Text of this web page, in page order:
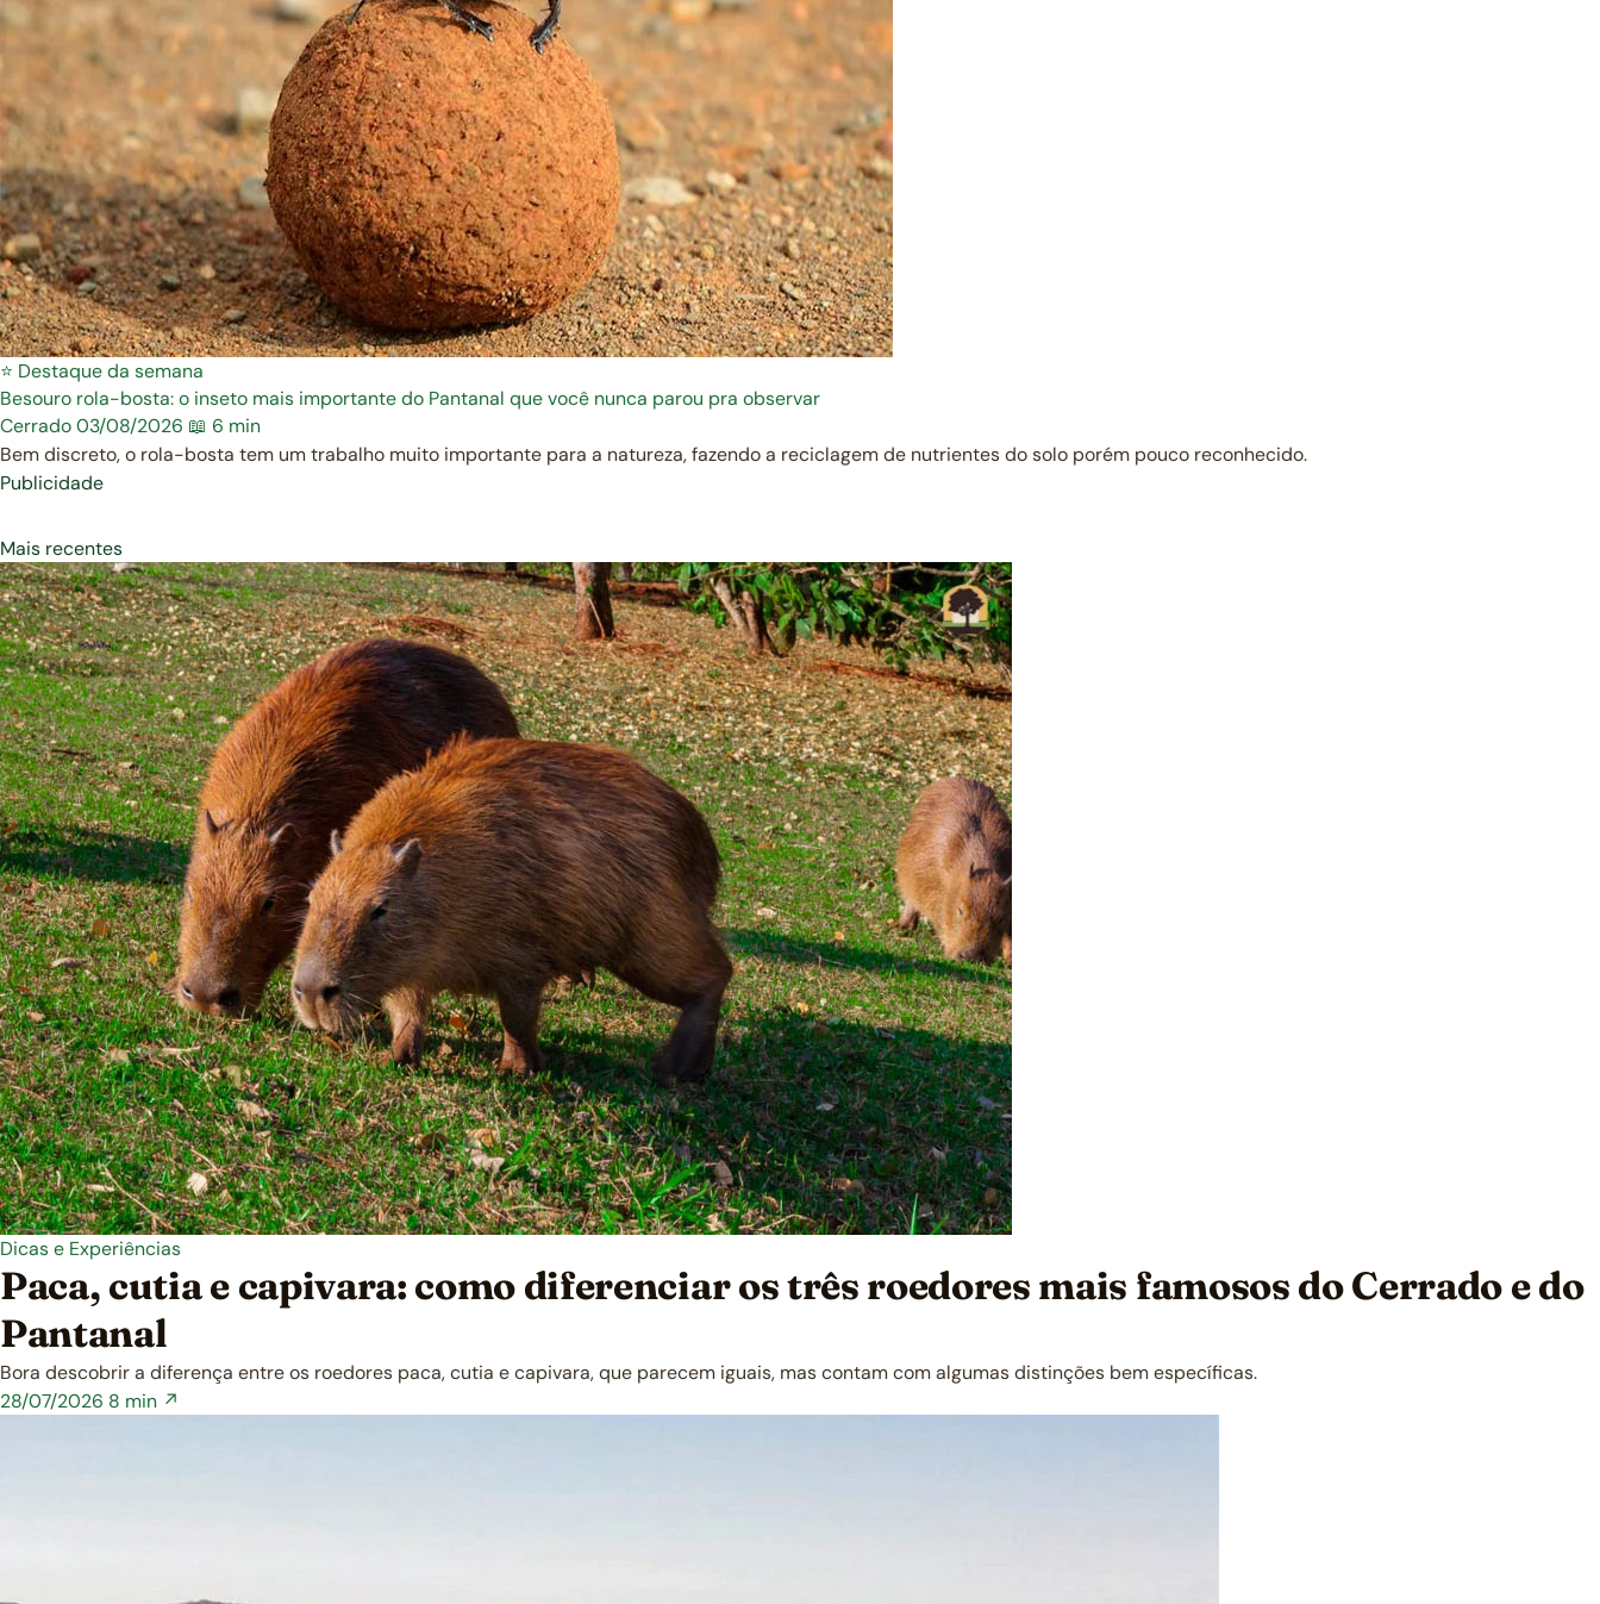
⭐ Destaque da semana
Besouro rola-bosta: o inseto mais importante do Pantanal que você nunca parou pra observar
Cerrado03/08/2026 📖 6 min
Bem discreto, o rola-bosta tem um trabalho muito importante para a natureza, fazendo a reciclagem de nutrientes do solo porém pouco reconhecido.
Publicidade
Mais recentes
Dicas e Experiências
Paca, cutia e capivara: como diferenciar os três roedores mais famosos do Cerrado e do
Pantanal
Bora descobrir a diferença entre os roedores paca, cutia e capivara, que parecem iguais, mas contam com algumas distinções bem específicas.
28/07/2026 8 min ↗